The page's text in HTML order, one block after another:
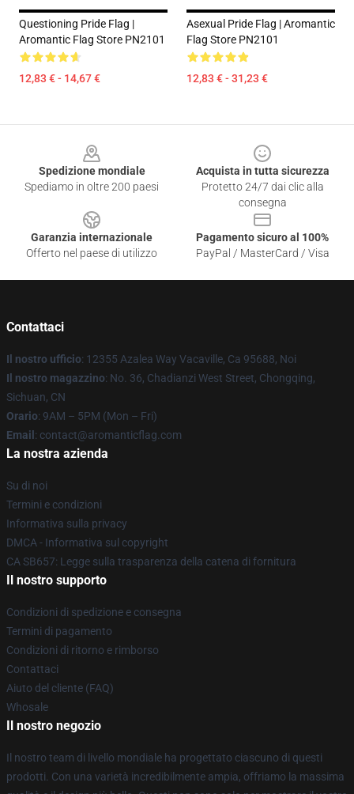
Questioning Pride Flag |
Aromantic Flag Store PN2101
12,83 € - 14,67 €
Asexual Pride Flag | Aromantic
Flag Store PN2101
12,83 € - 31,23 €
Spedizione mondiale
Spediamo in oltre 200 paesi
Acquista in tutta sicurezza
Protetto 24/7 dai clic alla
consegna
Garanzia internazionale
Offerto nel paese di utilizzo
Pagamento sicuro al 100%
PayPal / MasterCard / Visa
Contattaci
Il nostro ufficio: 12355 Azalea Way Vacaville, Ca 95688, Noi
Il nostro magazzino: No. 36, Chadianzi West Street, Chongqing,
Sichuan, CN
Orario: 9AM – 5PM (Mon – Fri)
Email : contact@aromanticflag.com
La nostra azienda
Su di noi
Termini e condizioni
Informativa sulla privacy
DMCA - Informativa sul copyright
CA SB657: Legge sulla trasparenza della catena di fornitura
Il nostro supporto
Condizioni di spedizione e consegna
Termini di pagamento
Condizioni di ritorno e rimborso
Contattaci
Aiuto del cliente (FAQ)
Whosale
Il nostro negozio
Il nostro team di livello mondiale ha progettato ciascuno di questi
prodotti. Con una varietà incredibilmente ampia, offriamo la massima